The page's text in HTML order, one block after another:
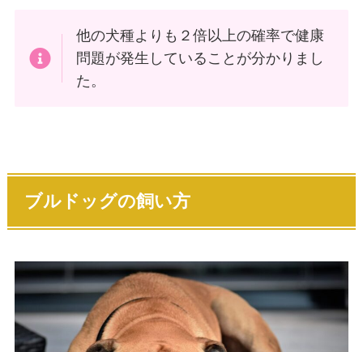
他の犬種よりも２倍以上の確率で健康
問題が発生していることが分かりまし
た。
ブルドッグの飼い方